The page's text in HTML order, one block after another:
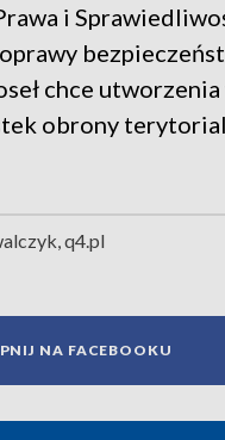
i
chce
obrony
q4.pl
NA FACEBOOKU